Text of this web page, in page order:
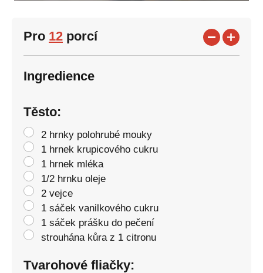
Pro 12 porcí
Ingredience
Těsto:
2 hrnky polohrubé mouky
1 hrnek krupicového cukru
1 hrnek mléka
1/2 hrnku oleje
2 vejce
1 sáček vanilkového cukru
1 sáček prášku do pečení
strouhána kůra z 1 citronu
Tvarohové fliačky: